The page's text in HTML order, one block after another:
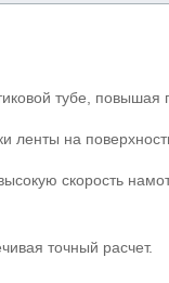
тубе, повышая
ленты на
скорость
точный расчет.